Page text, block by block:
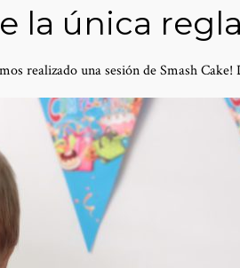
la única
realizado una sesión de Smash